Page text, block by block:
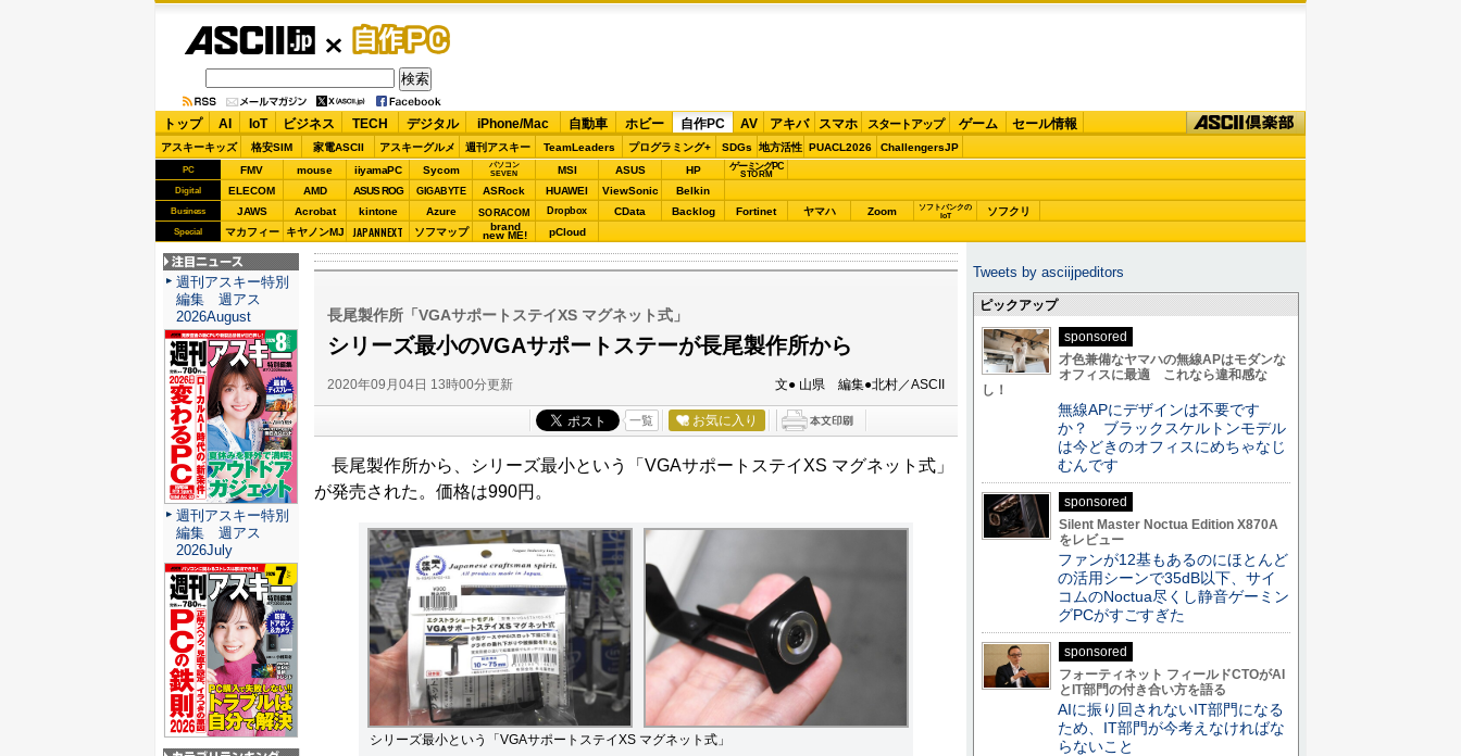
自作PC
トップ AI IoT ビジネス TECH デジタル iPhone/Mac 自動車 ホビー 自作PC AV アキバ スマホ スタートアップ ゲーム セール情報
アスキーキッズ 格安SIM 家電ASCII アスキーグルメ 週刊アスキー TeamLeaders プログラミング+ SDGs 地方活性 PUACL2026 ChallengersJP
PC FMV mouse iiyamaPC Sycom
パソコン
SEVEN
MSI ASUS HP ゲーミングPC
STORM
Digital ELECOM AMD ASUS ROG GIGABYTE ASRock HUAWEI ViewSonic Belkin
Business JAWS Acrobat kintone Azure SORACOM Dropbox CData Backlog Fortinet ヤマハ Zoom
ソフトバンクの
IoT
ソフクリ
Special マカフィー キヤノンMJ JAPANNEXT ソフマップ brand
new ME! pCloud
長尾製作所「VGAサポートステイXS マグネット式」
シリーズ最小のVGAサポートステーが長尾製作所から
2020年09月04日 13時00分更新 文● 山県 編集●北村／ASCII
一覧 お気に入り
長尾製作所から、シリーズ最小という「VGAサポートステイXS マグネット式」
が発売された。価格は990円。
シリーズ最小という「VGAサポートステイXS マグネット式」
注目ニュース
週刊アスキー特別
編集 週アス
2026August
週刊アスキー特別
編集 週アス
2026July
Tweets by asciijpeditors
ピックアップ
sponsored
才色兼備なヤマハの無線APはモダンな
オフィスに最適 これなら違和感な
し！
無線APにデザインは不要です
か？ ブラックスケルトンモデル
は今どきのオフィスにめちゃなじ
むんです
sponsored
Silent Master Noctua Edition X870A
をレビュー
ファンが12基もあるのにほとんど
の活用シーンで35dB以下、サイ
コムのNoctua尽くし静音ゲーミン
グPCがすごすぎた
sponsored
フォーティネット フィールドCTOがAI
とIT部門の付き合い方を語る
AIに振り回されないIT部門になる
ため、IT部門が今考えなければな
らないこと